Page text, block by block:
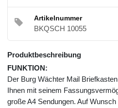
Artikelnummer
BKQSCH 10055
Produktbeschreibung
FUNKTION:
Der Burg Wächter Mail
Ihnen mit seinem
große A4 Sendungen. Auf